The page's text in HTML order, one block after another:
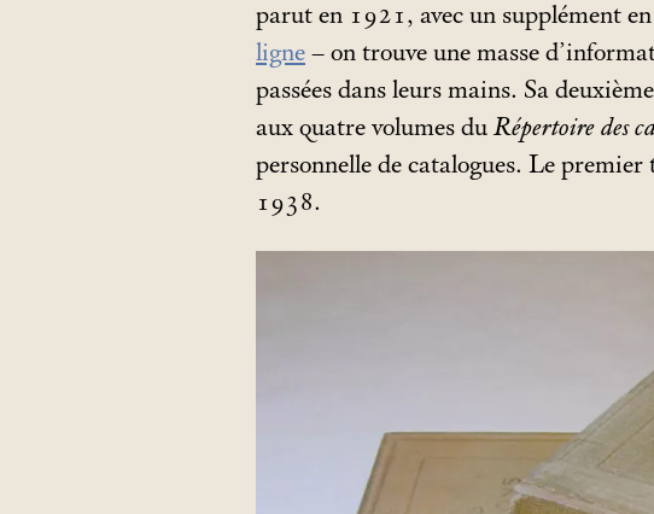
parut en 1921, avec un supplément
ligne – on trouve une masse
passées dans leurs mains. Sa
aux quatre volumes duRépertoire des
personnelle de catalogues. Le
1938.